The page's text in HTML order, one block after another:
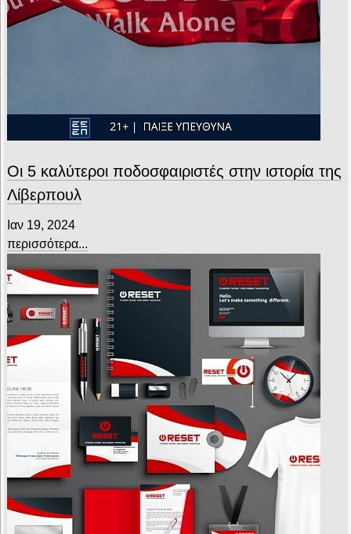
Οι 5 καλύτεροι ποδοσφαιριστές στην ιστορία της
Λίβερπουλ
Ιαν 19, 2024
περισσότερα...